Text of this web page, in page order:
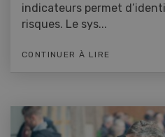
indicateurs permet
risques. Le sys...
CONTINUER À LIRE